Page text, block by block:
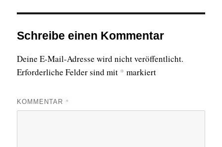
Schreibe einen Kommentar
Deine E-Mail-Adresse wird nicht veröffentlicht.
Erforderliche Felder sind mit * markiert
KOMMENTAR *